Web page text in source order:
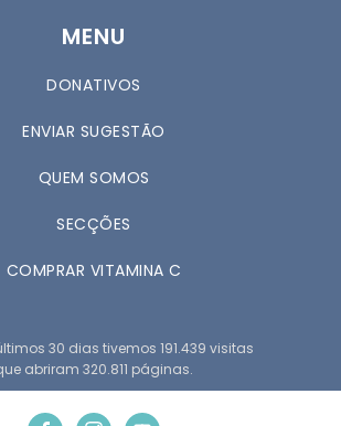
MENU
DONATIVOS
ENVIAR SUGESTÃO
QUEM SOMOS
SECÇÕES
COMPRAR VITAMINA C
30 dias tivemos 191.439 visitas
abriram 320.811 páginas.